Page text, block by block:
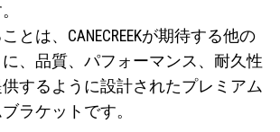
とは、CANECREEKが期待する他の
、品質、パフォーマンス、耐久性
するように設計されたプレミアム
ラケットです。